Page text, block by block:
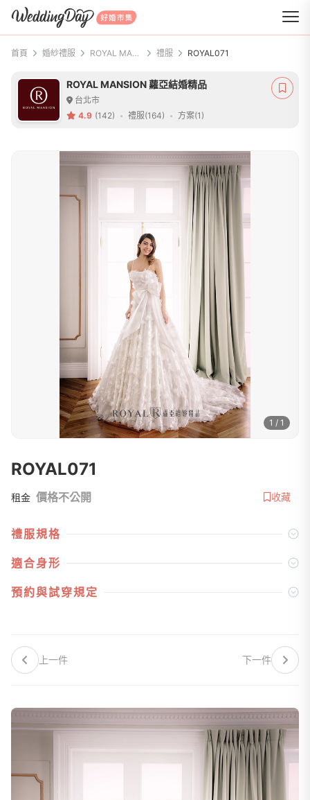
WeddingDay 好婚市集
首頁 婚紗禮服 ROYAL MANSION 蘿亞結婚精品 禮服 ROYAL071
ROYAL MANSION 蘿亞結婚精品
台北市
4.9 (142) 禮服(164) 方案(1)
1 / 1
ROYAL071
租金 價格不公開 收藏
禮服規格
適合身形
預約與試穿規定
上一件 下一件